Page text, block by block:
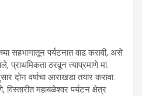
सहभागातून पर्यटनात वाढ करावी, असे
प्राथमिकता ठरवून त्याप्रमाणे मा.
दोन वर्षाचा आराखडा तयार करावा.
महाबळेश्वर पर्यटन क्षेत्र